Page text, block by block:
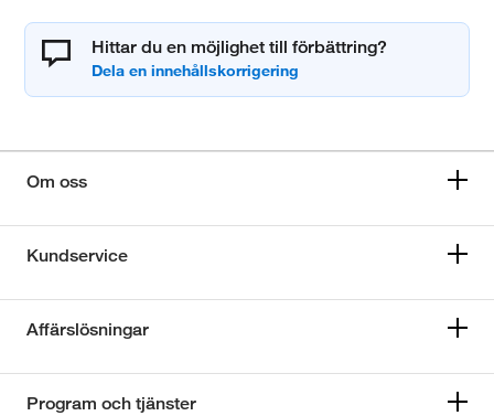
Hittar du en möjlighet till förbättring?
Om oss
Kundservice
Affärslösningar
Program och tjänster